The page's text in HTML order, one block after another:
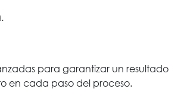
para garantizar un resultado
en cada paso del proceso.